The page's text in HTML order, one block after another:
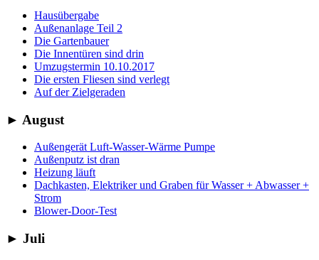
Hausübergabe
Außenanlage Teil 2
Die Gartenbauer
Die Innentüren sind drin
Umzugstermin 10.10.2017
Die ersten Fliesen sind verlegt
Auf der Zielgeraden
► August
Außengerät Luft-Wasser-Wärme Pumpe
Außenputz ist dran
Heizung läuft
Dachkasten, Elektriker und Graben für Wasser + Abwasser +
Strom
Blower-Door-Test
► Juli